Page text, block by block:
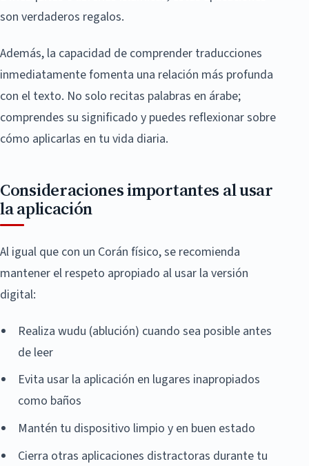
son verdaderos regalos.
Además, la capacidad de comprender traducciones
inmediatamente fomenta una relación más profunda
con el texto. No solo recitas palabras en árabe;
comprendes su significado y puedes reflexionar sobre
cómo aplicarlas en tu vida diaria.
Consideraciones importantes al usar
la aplicación
Al igual que con un Corán físico, se recomienda
mantener el respeto apropiado al usar la versión
digital:
Realiza wudu (ablución) cuando sea posible antes
de leer
Evita usar la aplicación en lugares inapropiados
como baños
Mantén tu dispositivo limpio y en buen estado
Cierra otras aplicaciones distractoras durante tu